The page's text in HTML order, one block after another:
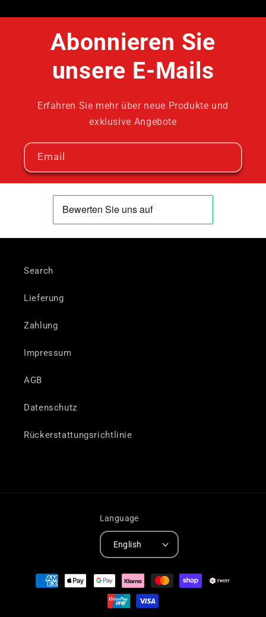
Abonnieren Sie
unsere E-Mails
Erfahren Sie mehr über neue Produkte und
exklusive Angebote
Email
Search
Lieferung
Zahlung
Impressum
AGB
Datenschutz
Rückerstattungsrichtlinie
Language
English
Payment
methods